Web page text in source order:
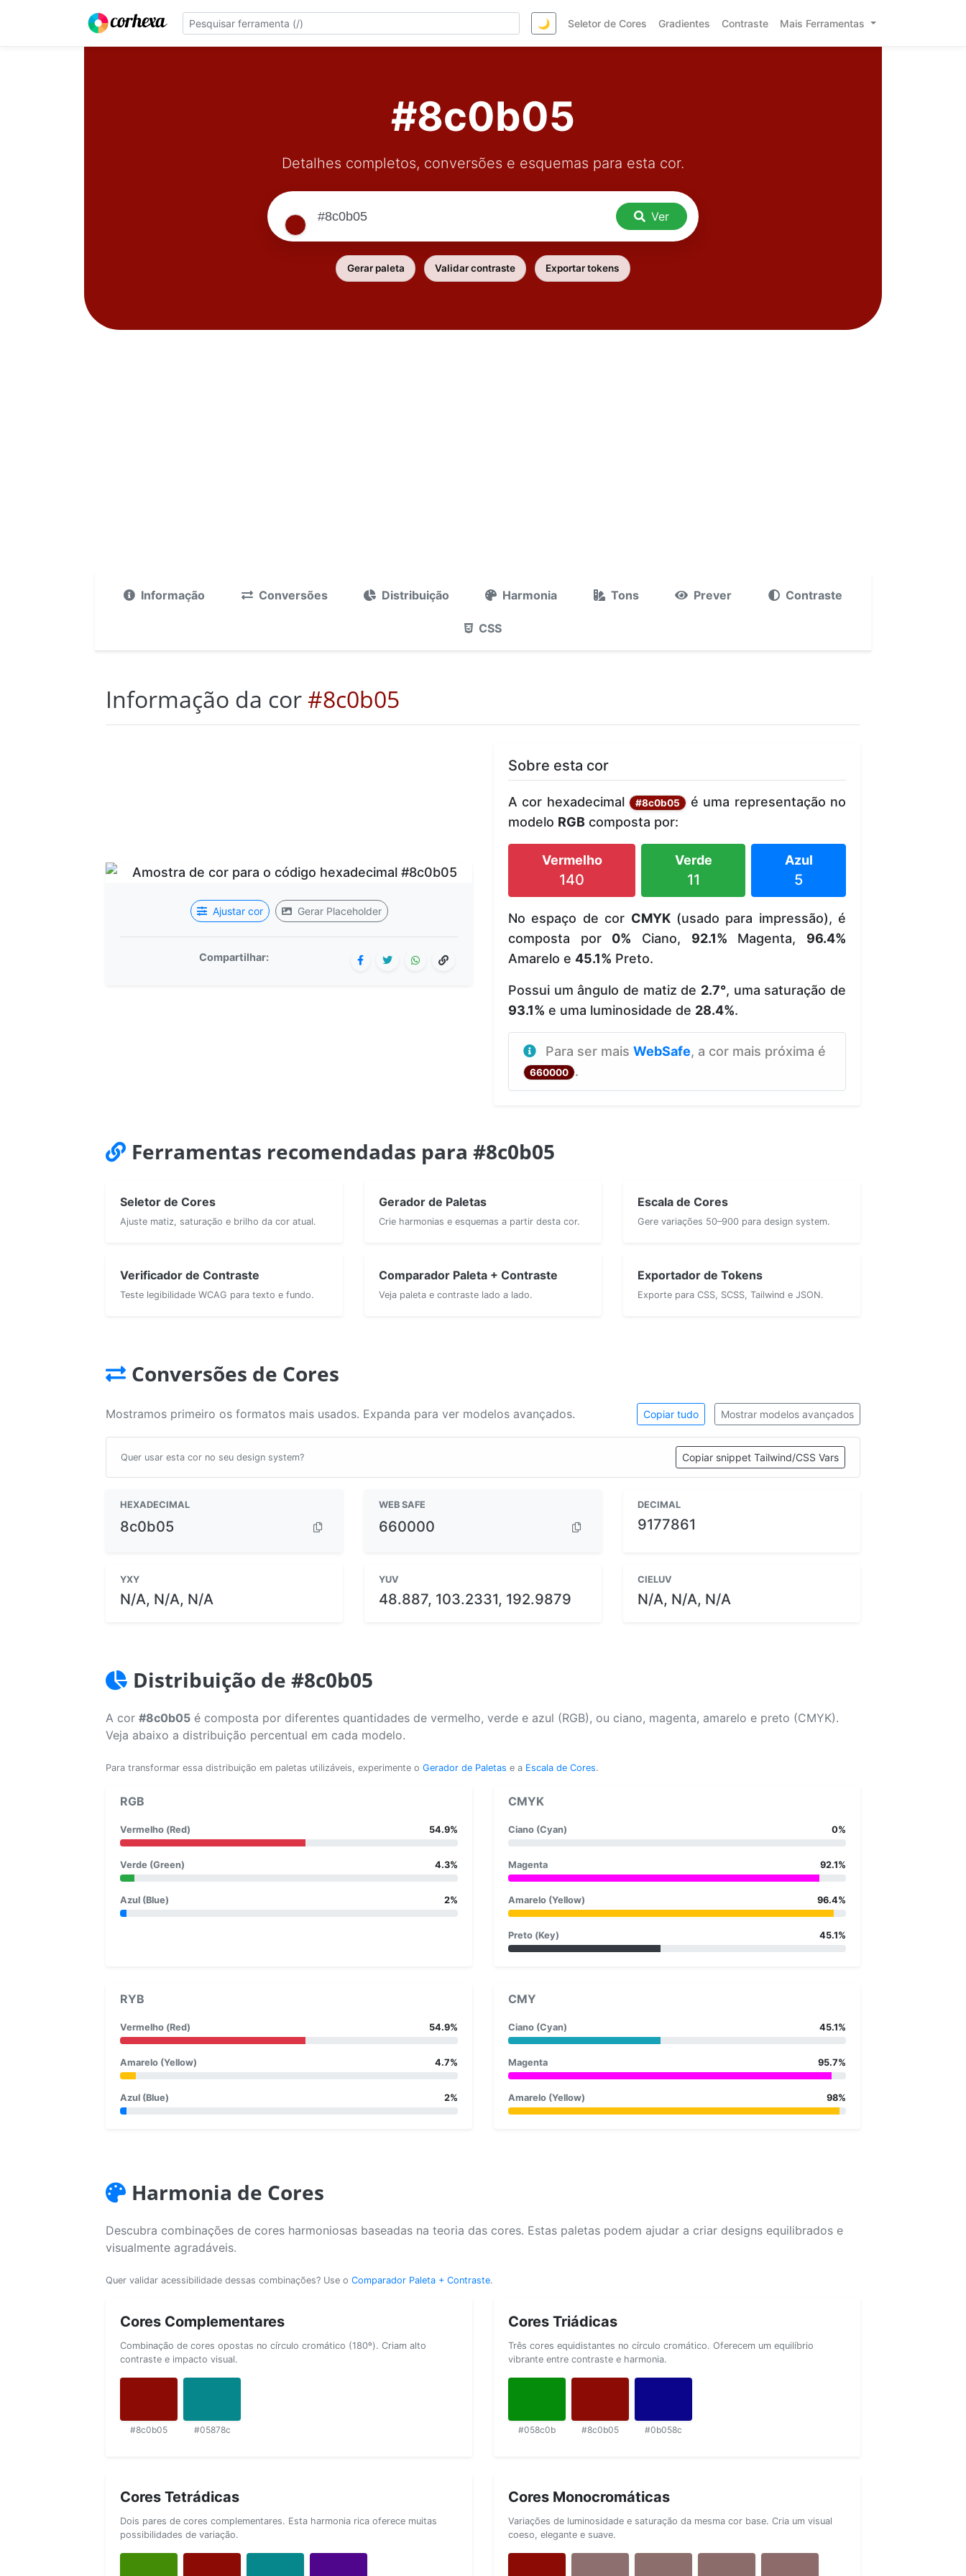
🌙 Seletor de Cores Gradientes Contraste Mais Ferramentas
#8c0b05
Detalhes completos, conversões e esquemas para esta cor.
Ver
Gerar paleta Validar contraste Exportar tokens
Informação Conversões Distribuição Harmonia Tons Prever Contraste
CSS
Informação da cor#8c0b05
Ajustar cor Gerar Placeholder
Compartilhar:
Sobre esta cor
A cor hexadecimal #8c0b05
é uma representação no
modelo RGB composta por:
Vermelho
140
Verde
11
Azul
5
No espaço de cor CMYK(usado para impressão), é
composta por 0% Ciano, 92.1% Magenta, 96.4%
Amarelo e 45.1% Preto.
Possui um ângulo de matiz de 2.7°, uma saturação de
93.1% e uma luminosidade de 28.4%.
Para ser mais WebSafe, a cor mais próxima é
660000 .
Ferramentas recomendadas para #8c0b05
Seletor de Cores
Ajuste matiz, saturação e brilho da cor atual.
Gerador de Paletas
Crie harmonias e esquemas a partir desta cor.
Escala de Cores
Gere variações 50–900 para design system.
Verificador de Contraste
Teste legibilidade WCAG para texto e fundo.
Comparador Paleta + Contraste
Veja paleta e contraste lado a lado.
Exportador de Tokens
Exporte para CSS, SCSS, Tailwind e JSON.
Conversões de Cores
Mostramos primeiro os formatos mais usados. Expanda para ver modelos avançados. Copiar tudo Mostrar modelos avançados
Quer usar esta cor no seu design system? Copiar snippet Tailwind/CSS Vars
HEXADECIMAL
8c0b05
WEB SAFE
660000
DECIMAL
9177861
YXY
N/A, N/A, N/A
YUV
48.887, 103.2331, 192.9879
CIELUV
N/A, N/A, N/A
Distribuição de #8c0b05
A cor #8c0b05 é composta por diferentes quantidades de vermelho, verde e azul (RGB), ou ciano, magenta, amarelo e preto (CMYK).
Veja abaixo a distribuição percentual em cada modelo.
Para transformar essa distribuição em paletas utilizáveis, experimente o Gerador de Paletas e a Escala de Cores.
RGB
Vermelho (Red) 54.9%
Verde (Green) 4.3%
Azul (Blue) 2%
CMYK
Ciano (Cyan) 0%
Magenta 92.1%
Amarelo (Yellow) 96.4%
Preto (Key) 45.1%
RYB
Vermelho (Red) 54.9%
Amarelo (Yellow) 4.7%
Azul (Blue) 2%
CMY
Ciano (Cyan) 45.1%
Magenta 95.7%
Amarelo (Yellow) 98%
Harmonia de Cores
Descubra combinações de cores harmoniosas baseadas na teoria das cores. Estas paletas podem ajudar a criar designs equilibrados e
visualmente agradáveis.
Quer validar acessibilidade dessas combinações? Use o Comparador Paleta + Contraste.
Cores Complementares
Combinação de cores opostas no círculo cromático (180º). Criam alto
contraste e impacto visual.
#8c0b05 #05878c
Cores Triádicas
Três cores equidistantes no círculo cromático. Oferecem um equilíbrio
vibrante entre contraste e harmonia.
#058c0b #8c0b05 #0b058c
Cores Tetrádicas
Dois pares de cores complementares. Esta harmonia rica oferece muitas
possibilidades de variação.
Cores Monocromáticas
Variações de luminosidade e saturação da mesma cor base. Cria um visual
coeso, elegante e suave.